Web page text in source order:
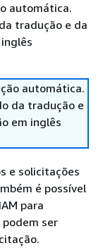
automática.
tradução e da
automática.
da tradução e
em inglês
e solicitações
é possível
para
ser